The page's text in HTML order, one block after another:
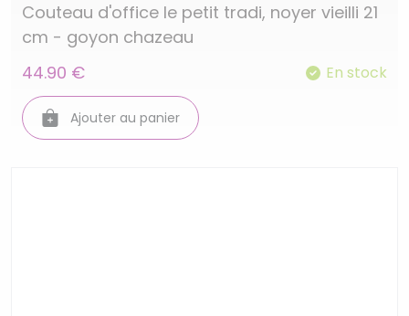
Couteau d'office le petit tradi, noyer vieilli 21
cm - goyon chazeau
44.90 €
En stock
Ajouter au panier